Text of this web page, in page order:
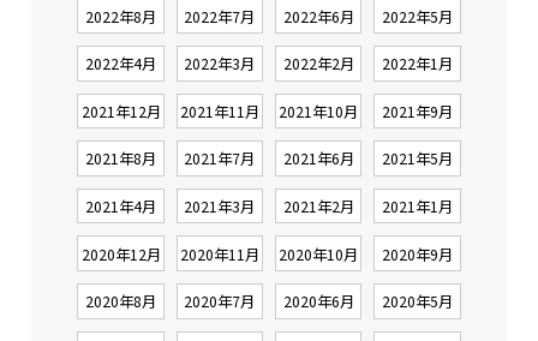
2022年8月 2022年7月 2022年6月 2022年5月
2022年4月 2022年3月 2022年2月 2022年1月
2021年12月 2021年11月 2021年10月 2021年9月
2021年8月 2021年7月 2021年6月 2021年5月
2021年4月 2021年3月 2021年2月 2021年1月
2020年12月 2020年11月 2020年10月 2020年9月
2020年8月 2020年7月 2020年6月 2020年5月